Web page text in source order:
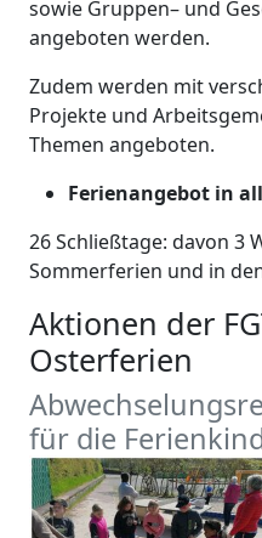
sowie Gruppen– und
angeboten werden.
Zudem werden mit
Projekte und
Themen angeboten.
Ferienangebot in
26 Schließtage: davon 3
Sommerferien und in
Aktionen der
Osterferien
für die